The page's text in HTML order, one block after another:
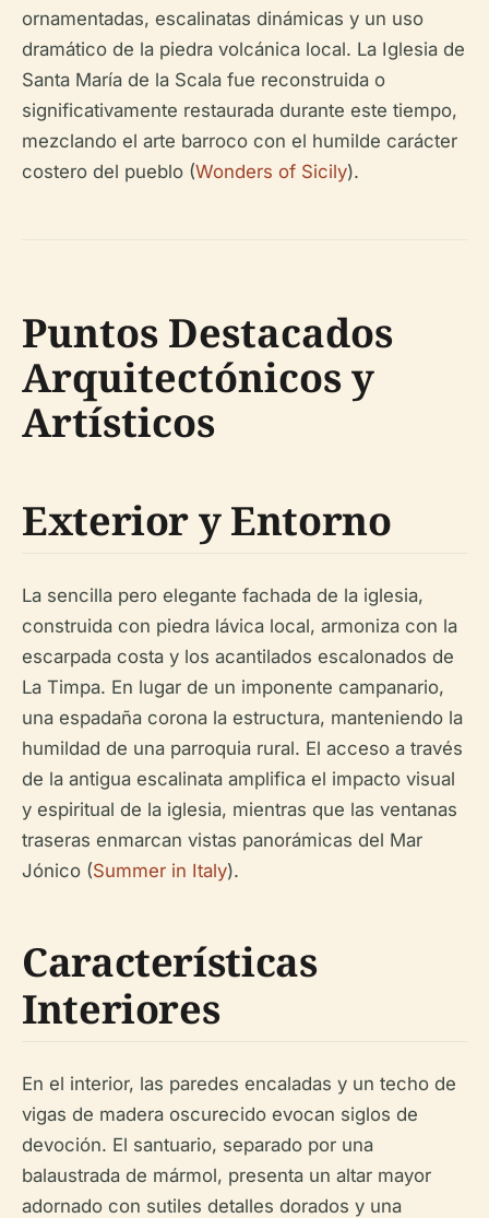
ornamentadas, escalinatas dinámicas y un uso
dramático de la piedra volcánica local. La Iglesia de
Santa María de la Scala fue reconstruida o
significativamente restaurada durante este tiempo,
mezclando el arte barroco con el humilde carácter
costero del pueblo (Wonders of Sicily).
Puntos Destacados
Arquitectónicos y
Artísticos
Exterior y Entorno
La sencilla pero elegante fachada de la iglesia,
construida con piedra lávica local, armoniza con la
escarpada costa y los acantilados escalonados de
La Timpa. En lugar de un imponente campanario,
una espadaña corona la estructura, manteniendo la
humildad de una parroquia rural. El acceso a través
de la antigua escalinata amplifica el impacto visual
y espiritual de la iglesia, mientras que las ventanas
traseras enmarcan vistas panorámicas del Mar
Jónico (Summer in Italy).
Características
Interiores
En el interior, las paredes encaladas y un techo de
vigas de madera oscurecido evocan siglos de
devoción. El santuario, separado por una
balaustrada de mármol, presenta un altar mayor
adornado con sutiles detalles dorados y una